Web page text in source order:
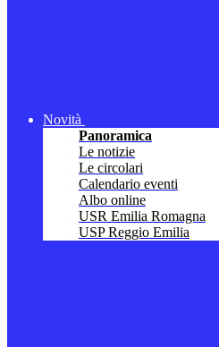
Novità
Panoramica
Le notizie
Le circolari
Calendario eventi
Albo online
USR Emilia Romagna
USP Reggio Emilia